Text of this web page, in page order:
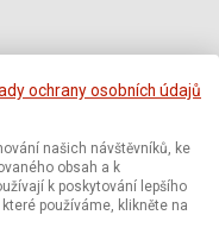
ochrany osobních údajů
našich návštěvníků, ke
obsah a k
k poskytování lepšího
používáme, klikněte na